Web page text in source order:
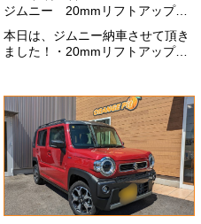
ジムニー 20mmリフトアップ納車
本日は、ジムニー納車させて頂き
ました！・20mmリフトアップ・
させて頂きました！！弊社で、短
期間に何台もご注文ありがどうご
ざいます！！これからもよろしく
お願いします
#x1f647;#x200d;#x2640;#xfe0f;